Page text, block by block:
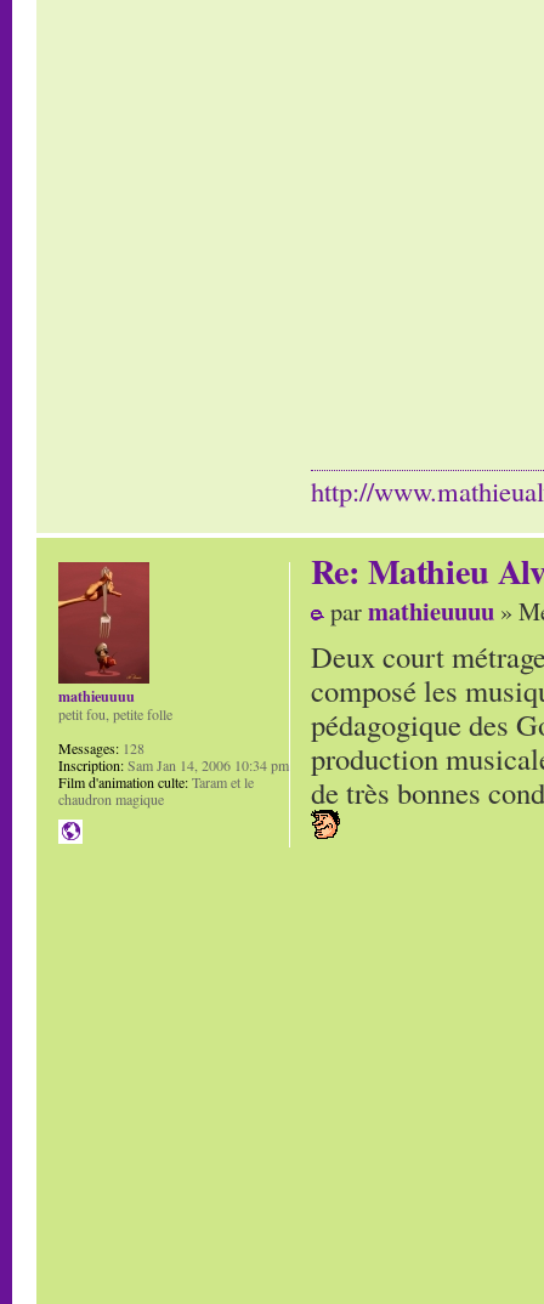
http://
Re: Mathieu
parmathieuuuu »
Deux court
composé les
pédagogique des
production
de très bonnes
mathieuuuu
petit fou, petite folle
Messages: 128
Inscription:Sam Jan 14, 2006 10:34 pm
Film d'animation culte:Taram et le
chaudron magique